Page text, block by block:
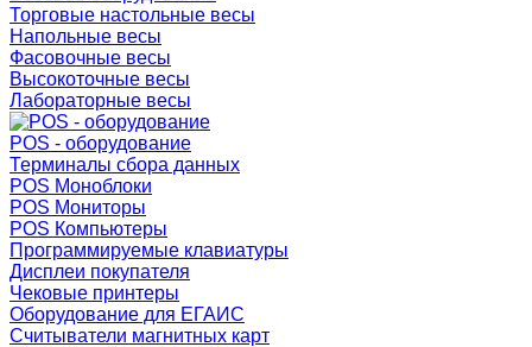
Торговые настольные весы
Напольные весы
Фасовочные весы
Высокоточные весы
Лабораторные весы
POS - оборудование
Терминалы сбора данных
POS Моноблоки
POS Мониторы
POS Компьютеры
Программируемые клавиатуры
Дисплеи покупателя
Чековые принтеры
Оборудование для ЕГАИС
Считыватели магнитных карт